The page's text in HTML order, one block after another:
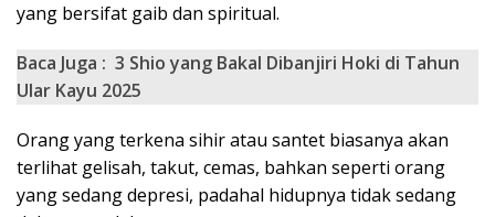
yang bersifat gaib dan spiritual.
Baca Juga : 3 Shio yang Bakal Dibanjiri Hoki di Tahun
Ular Kayu 2025
Orang yang terkena sihir atau santet biasanya akan
terlihat gelisah, takut, cemas, bahkan seperti orang
yang sedang depresi, padahal hidupnya tidak sedang